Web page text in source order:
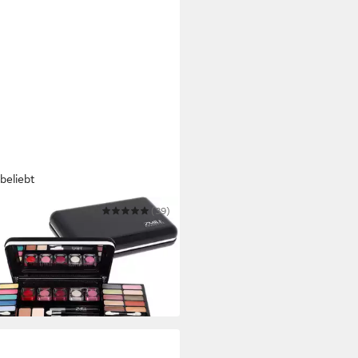
COSMETICS
Set CLASSIC MAKE-UP
(39)
€ UVP24,50 €
bei dir